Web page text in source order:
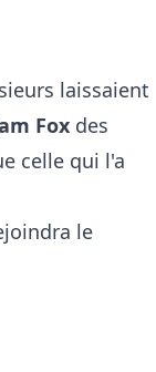
laissaient
Fox des
celle qui l'a
le